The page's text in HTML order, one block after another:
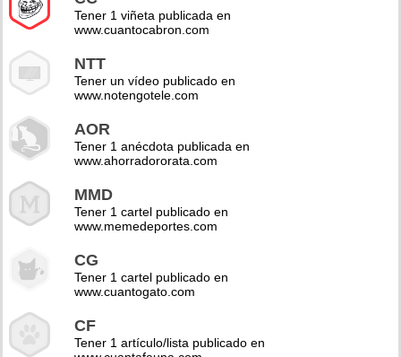
Tener 1 viñeta publicada en
www.cuantocabron.com
NTT
Tener un vídeo publicado en
www.notengotele.com
AOR
Tener 1 anécdota publicada en
www.ahorradororata.com
MMD
Tener 1 cartel publicado en
www.memedeportes.com
CG
Tener 1 cartel publicado en
www.cuantogato.com
CF
Tener 1 artículo/lista publicado en